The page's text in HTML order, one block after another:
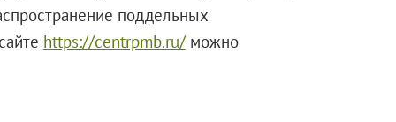
поддельных
https://centrpmb.ru/можно